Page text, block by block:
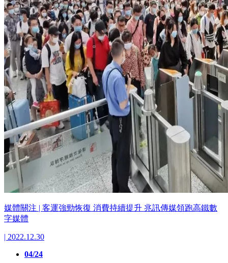
媒體關注 | 客運強勁恢復 消費持續提升 兆訊傳媒領跑高鐵數
字媒體
| 2022.12.30
04/24